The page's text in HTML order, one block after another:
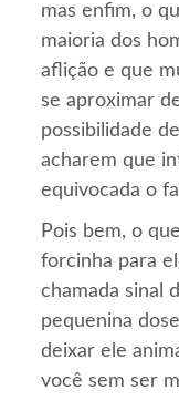
mas enfim, o
maioria dos
aflição e que
se aproximar
possibilidade
acharem que
equivocada o
Pois bem, o
forcinha para
chamada sinal
pequenina
deixar ele
você sem ser